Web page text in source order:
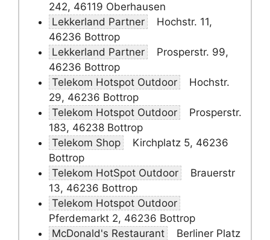
242, 46119 Oberhausen
Lekkerland Partner
Hochstr. 11,
46236 Bottrop
Lekkerland Partner
Prosperstr. 99,
46236 Bottrop
Telekom Hotspot Outdoor
Hochstr.
29, 46236 Bottrop
Telekom Hotspot Outdoor
Prosperstr.
183, 46238 Bottrop
Telekom Shop
Kirchplatz 5, 46236
Bottrop
Telekom HotSpot Outdoor
Brauerstr
13, 46236 Bottrop
Telekom Hotspot Outdoor
Pferdemarkt 2, 46236 Bottrop
McDonald's Restaurant
Berliner Platz